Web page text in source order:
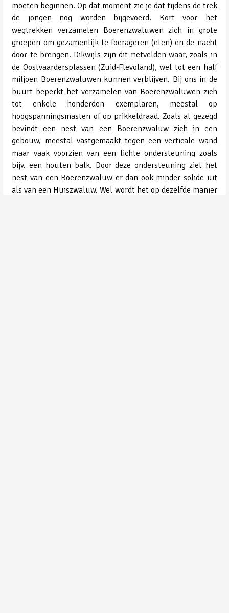
moeten beginnen. Op dat moment zie je dat tijdens de trek
de jongen nog worden bijgevoerd. Kort voor het
wegtrekken verzamelen Boerenzwaluwen zich in grote
groepen om gezamenlijk te foerageren (eten) en de nacht
door te brengen. Dikwijls zijn dit rietvelden waar, zoals in
de Oostvaardersplassen (Zuid-Flevoland), wel tot een half
miljoen Boerenzwaluwen kunnen verblijven. Bij ons in de
buurt beperkt het verzamelen van Boerenzwaluwen zich
tot enkele honderden exemplaren, meestal op
hoogspanningsmasten of op prikkeldraad. Zoals al gezegd
bevindt een nest van een Boerenzwaluw zich in een
gebouw, meestal vastgemaakt tegen een verticale wand
maar vaak voorzien van een lichte ondersteuning zoals
bijv. een houten balk. Door deze ondersteuning ziet het
nest van een Boerenzwaluw er dan ook minder solide uit
als van een Huiszwaluw. Wel wordt het op dezelfde manier